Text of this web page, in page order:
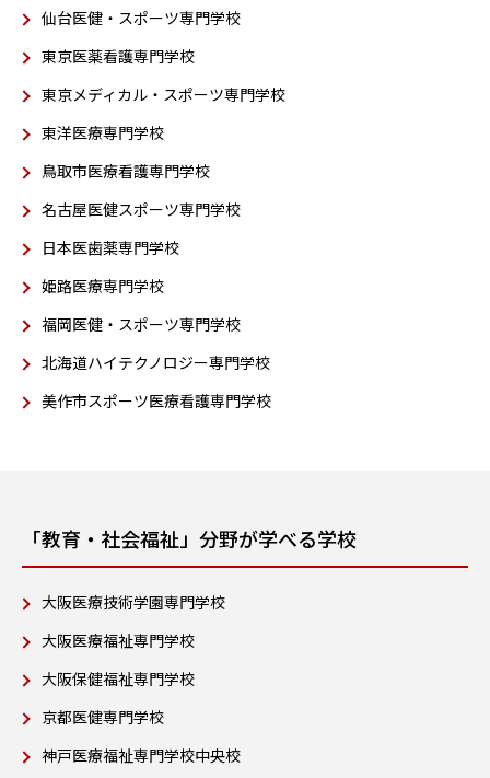
仙台医健・スポーツ専門学校
東京医薬看護専門学校
東京メディカル・スポーツ専門学校
東洋医療専門学校
鳥取市医療看護専門学校
名古屋医健スポーツ専門学校
日本医歯薬専門学校
姫路医療専門学校
福岡医健・スポーツ専門学校
北海道ハイテクノロジー専門学校
美作市スポーツ医療看護専門学校
「教育・社会福祉」分野が学べる学校
大阪医療技術学園専門学校
大阪医療福祉専門学校
大阪保健福祉専門学校
京都医健専門学校
神戸医療福祉専門学校中央校